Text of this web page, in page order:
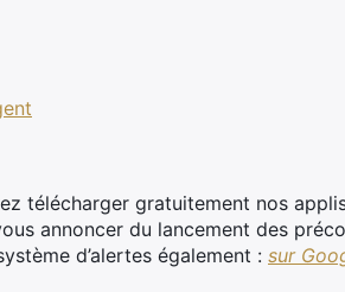
télécharger gratuitement nos
annoncer du lancement des
d’alertes également : sur